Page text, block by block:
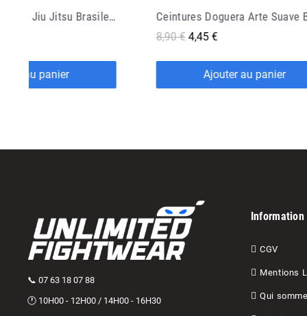
Ceintures Doguera Arte Suave Brasileira
au panier
Ceinture Hanran Geisha
21,90 € 10,95 €
Ajouter au panier
📞 07 63 18 07 88
🕐 10H00 - 12H00 / 14H00 - 16H30
Information
CGV
Mentions
Qui